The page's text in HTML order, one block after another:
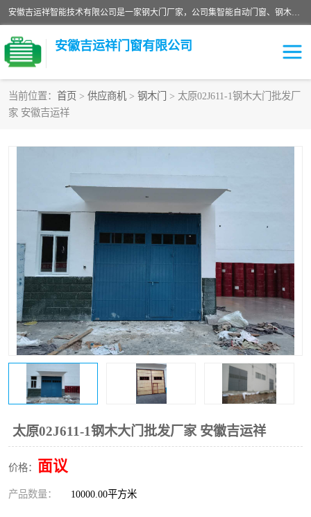
安徽吉运祥智能技术有限公司是一家钢大门厂家，公司集智能自动门窗、钢木门、特种门窗、工业门窗、图集门窗、定制门窗、非标门窗等通道产品的研发设计、制作、安装于一体的综合性、性高新技术企业。
安徽吉运祥门窗有限公司
当前位置： 首页 > 供应商机 > 钢木门
> 太原02J611-1钢木大门批发厂
家 安徽吉运祥
太原02J611-1钢木大门批发厂家 安徽吉运祥
价格： 面议
产品数量： 10000.00平方米
保温门
工业电动折叠门 钢木门
安全逃生门 工业平移门
工业平开门 监狱门及监狱设备
变压器室配电房门 钢大门厂家
防火门 彩钢板门